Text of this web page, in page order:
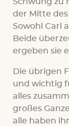
Schwung zu
der Mitte
Sowohl Carl
Beide
ergeben sie
Die übrigen
und wichtig
alles
großes
alle haben